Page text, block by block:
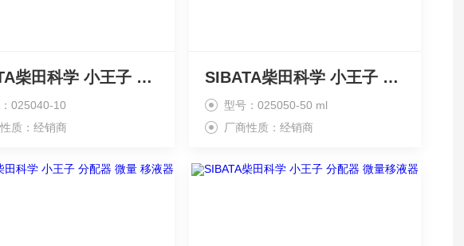
SIBATA柴田科学 小王子 微量 移液器 分配器
025040-10
质：经销商
SIBATA柴田科学 小王子 体积计 微量 移液器
型号：025050-50 ml
厂商性质：经销商